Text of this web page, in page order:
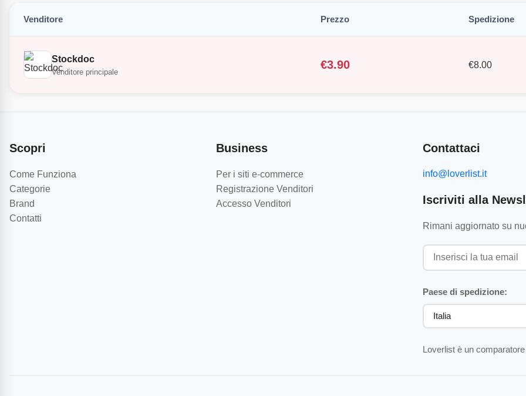
Venditore Prezzo Spedizione
Stockdoc
Venditore principale
€3.90 €8.00
Scopri
Come Funziona
Categorie
Brand
Contatti
Business
Per i siti e-commerce
Registrazione Venditori
Accesso Venditori
Contattaci
info@loverlist.it
Iscriviti alla
Rimani aggiornato su
Paese di spedizione:
Loverlist è un